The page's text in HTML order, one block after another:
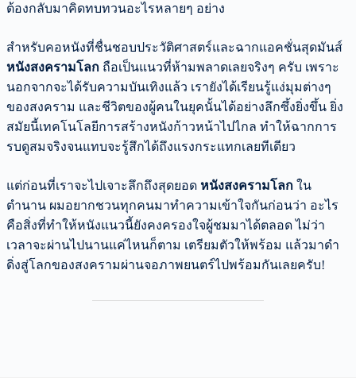
ต้องกลับมาคิดทบทวนอะไรหลายๆ อย่าง
สำหรับคอหนังที่ชื่นชอบประวัติศาสตร์และฉากแอคชั่นสุดมันส์
หนังสงครามโลก ถือเป็นแนวที่ห้ามพลาดเลยจริงๆ ครับ เพราะ
นอกจากจะได้รับความบันเทิงแล้ว เรายังได้เรียนรู้แง่มุมต่างๆ
ของสงคราม และชีวิตของผู้คนในยุคนั้นได้อย่างลึกซึ้งยิ่งขึ้น ยิ่ง
สมัยนี้เทคโนโลยีการสร้างหนังก้าวหน้าไปไกล ทำให้ฉากการ
รบดูสมจริงจนแทบจะรู้สึกได้ถึงแรงกระแทกเลยทีเดียว
แต่ก่อนที่เราจะไปเจาะลึกถึงสุดยอด หนังสงครามโลก ใน
ตำนาน ผมอยากชวนทุกคนมาทำความเข้าใจกันก่อนว่า อะไร
คือสิ่งที่ทำให้หนังแนวนี้ยังคงครองใจผู้ชมมาได้ตลอด ไม่ว่า
เวลาจะผ่านไปนานแค่ไหนก็ตาม เตรียมตัวให้พร้อม แล้วมาดำ
ดิ่งสู่โลกของสงครามผ่านจอภาพยนตร์ไปพร้อมกันเลยครับ!